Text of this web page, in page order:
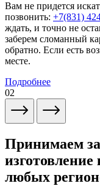
Вам не придется
позвонить: +7(831)
ждать, и точно не
заберем сломанный
обратно. Если есть
месте.
Подробнее
02
Принимаем
любых